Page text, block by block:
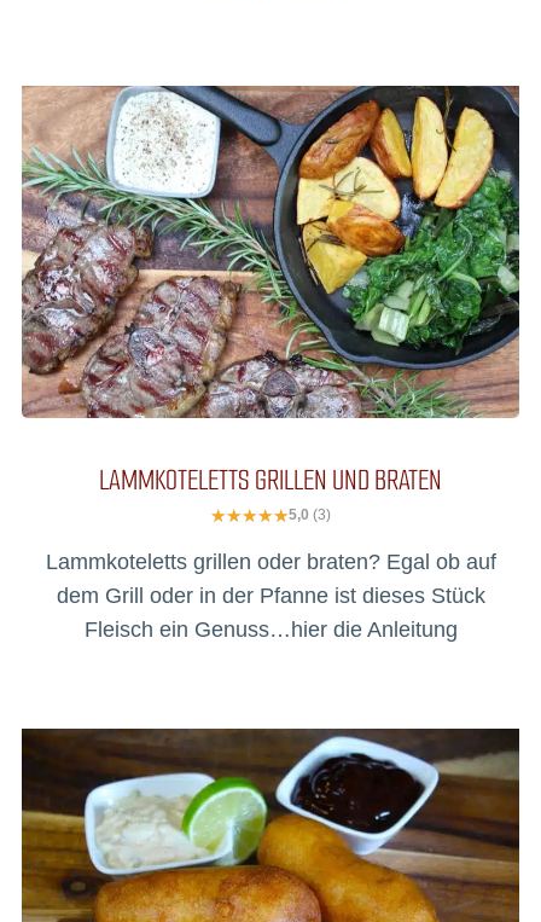
LAMMKOTELETTS GRILLEN UND BRATEN
5,0 (3)
Lammkoteletts grillen oder braten? Egal ob auf
dem Grill oder in der Pfanne ist dieses Stück
Fleisch ein Genuss…hier die Anleitung